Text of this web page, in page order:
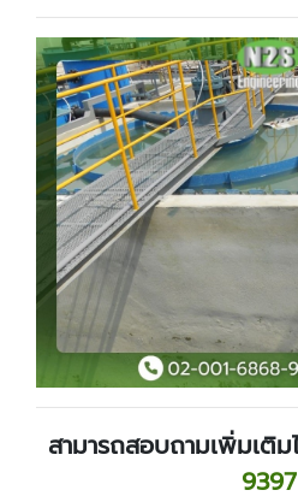
สามารถสอบถามเพิ่มเติม
9397